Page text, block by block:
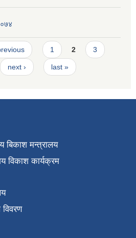
1 2 3
next › last »
बिकाश मन्त्रालय
विकाश कार्यक्रम